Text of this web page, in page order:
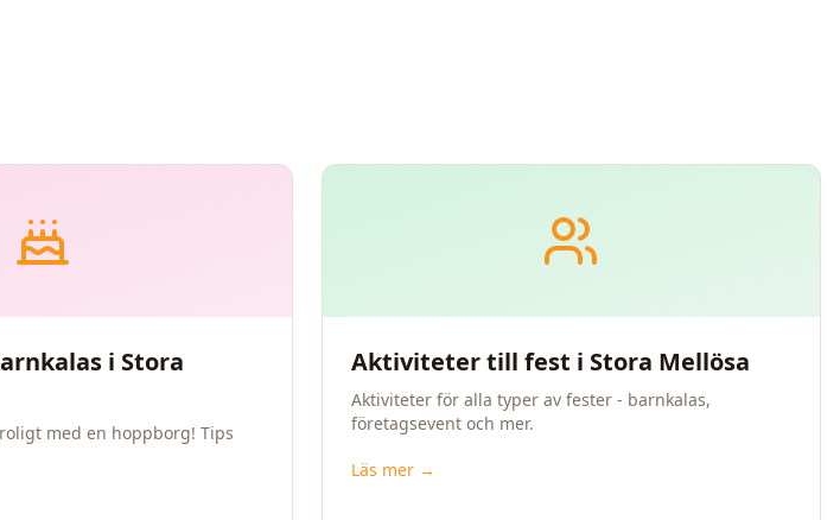
i Stora
med en hoppborg! Tips
Aktiviteter till fest i Stora Mellösa
Aktiviteter för alla typer av fester - barnkalas,
företagsevent och mer.
Läs mer →